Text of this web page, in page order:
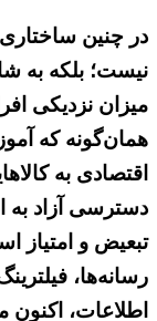
در چنین
نیست؛ بلکه به
میزان نزدیکی
همان‌گونه که
اقتصادی به
دسترسی آزاد به
تبعیض و
رسانه‌ها،
اطلاعات، اکنون